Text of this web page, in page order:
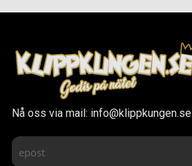
Nå oss via mail: info@klippkungen.se